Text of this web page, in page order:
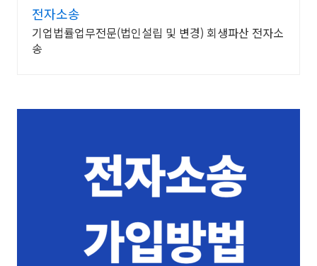
전자소송
기업법률업무전문(법인설립 및 변경) 회생파산 전자소
송